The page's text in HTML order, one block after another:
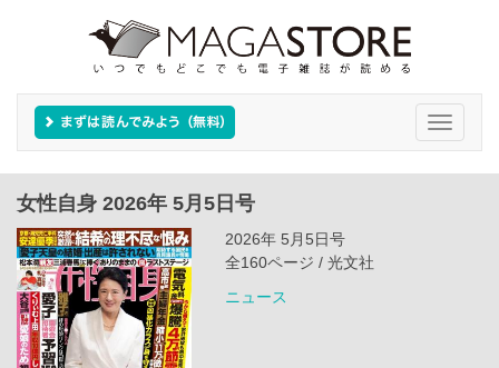
Toggle
女性自身 2026年 5月5日号
2026年 5月5日号
全160ページ / 光文社
ニュース